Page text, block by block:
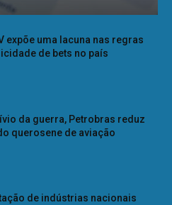
expõe uma lacuna nas regras
de bets no país
da guerra, Petrobras reduz
querosene de aviação
de indústrias nacionais